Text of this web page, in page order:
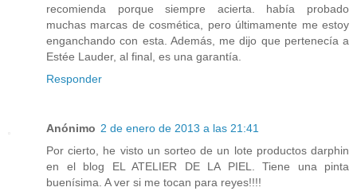
recomienda porque siempre acierta. había probado
muchas marcas de cosmética, pero últimamente me estoy
enganchando con esta. Además, me dijo que pertenecía a
Estée Lauder, al final, es una garantía.
Responder
Anónimo 2 de enero de 2013 a las 21:41
Por cierto, he visto un sorteo de un lote productos darphin
en el blog EL ATELIER DE LA PIEL. Tiene una pinta
buenísima. A ver si me tocan para reyes!!!!